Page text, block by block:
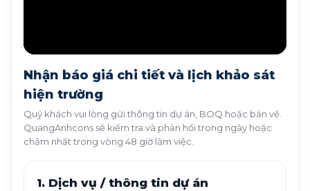
Nhận báo giá chi tiết và lịch khảo sát
hiện trường
Quý khách vui lòng gửi thông tin dự án, BOQ hoặc bản vẽ.
QuangAnhcons sẽ kiểm tra và phản hồi trong ngày hoặc
chậm nhất trong vòng 48 giờ làm việc.
1. Dịch vụ / thông tin dự án